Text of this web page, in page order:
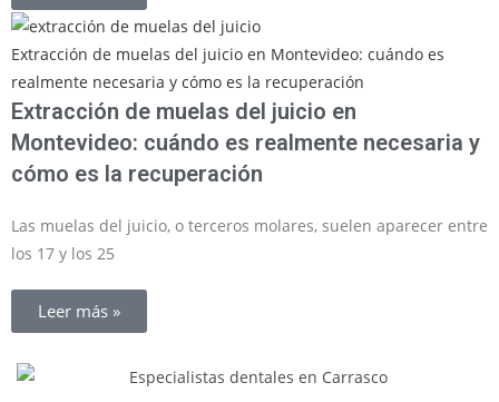
Extracción de muelas del juicio en Montevideo: cuándo es
realmente necesaria y cómo es la recuperación
Extracción de muelas del juicio en
Montevideo: cuándo es realmente necesaria y
cómo es la recuperación
Las muelas del juicio, o terceros molares, suelen aparecer entre
los 17 y los 25
Leer más »